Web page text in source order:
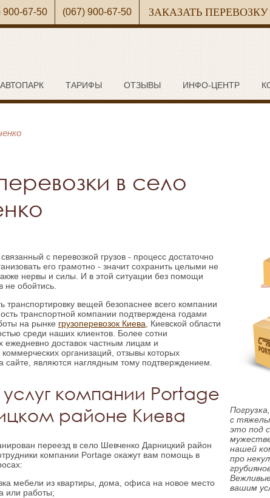
АВТОПАРК ТАРИФЫ ОТЗЫВЫ ИНФО-ЦЕНТР
900-67-50 (067) 900-67-50 ЗАКАЗАТЬ ПЕРЕВОЗКУ
в село
с перевозкой грузов - процесс достаточно
его грамотно - значит сохранить целыми не
нервы и силы. И в этой ситуации без помощи
не обойтись.
транспортировку вещей безопаснее всего компании
транспортной компании подтверждена годами
на рынке грузоперевозок Киева , Киевской области
среди наших клиентов. Более сотни
ежедневно доставок частным лицам и
организаций, отзывы которых
сайте, являются наглядным тому подтверждением.
компании Portage
районе Киева
переезд в село Шевченко Дарницкий район
компании Portage окажут вам помощь в
мебели из квартиры, дома, офиса на новое место
или работы;
с
это под
нашей
про
вашим